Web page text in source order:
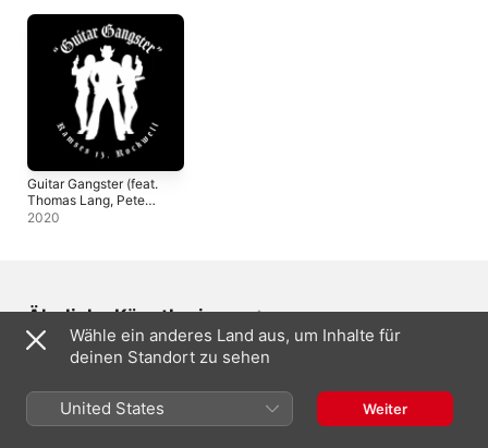
Guitar Gangster (feat.
Thomas Lang, Pete
Griffin & Fabio
2020
Ähnliche Künstler:innen
Wähle ein anderes Land aus, um Inhalte für
deinen Standort zu sehen
United States Weiter